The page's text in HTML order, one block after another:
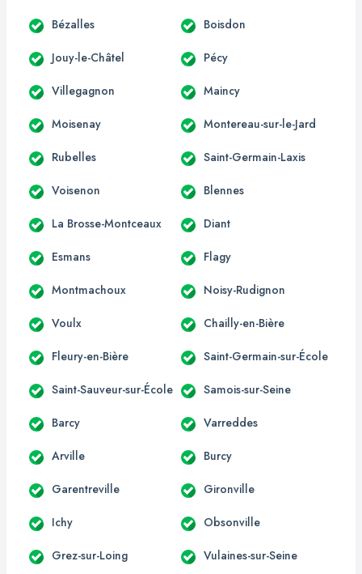
Bézalles Boisdon
Jouy-le-Châtel Pécy
Villegagnon Maincy
Moisenay Montereau-sur-le-Jard
Rubelles Saint-Germain-Laxis
Voisenon Blennes
La Brosse-Montceaux Diant
Esmans Flagy
Montmachoux Noisy-Rudignon
Voulx Chailly-en-Bière
Fleury-en-Bière Saint-Germain-sur-École
Saint-Sauveur-sur-École Samois-sur-Seine
Barcy Varreddes
Arville Burcy
Garentreville Gironville
Ichy Obsonville
Grez-sur-Loing Vulaines-sur-Seine